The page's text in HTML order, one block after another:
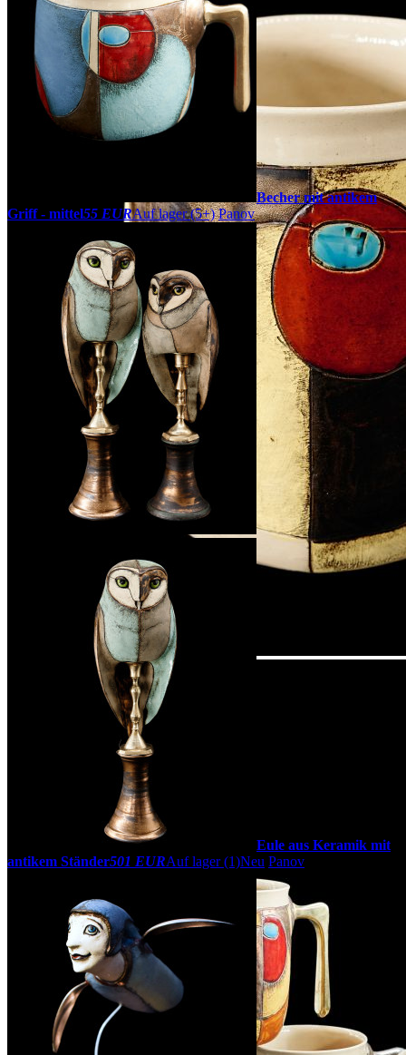
Becher mit antikem
Griff - mittel55 EURAuf lager (5+) Panov
Eule aus Keramik mit
antikem Ständer501 EURAuf lager (1)Neu Panov